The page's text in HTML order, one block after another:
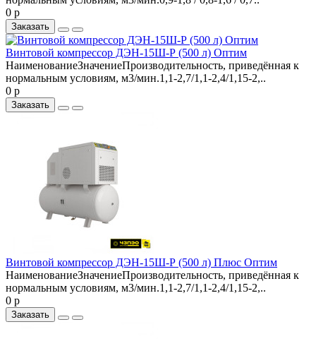
0 р
Заказать
Винтовой компрессор ДЭН-15Ш-Р (500 л) Оптим
НаименованиеЗначениеПроизводительность, приведённая к
нормальным условиям, м3/мин.1,1-2,7/1,1-2,4/1,15-2,..
0 р
Заказать
Винтовой компрессор ДЭН-15Ш-Р (500 л) Плюс Оптим
НаименованиеЗначениеПроизводительность, приведённая к
нормальным условиям, м3/мин.1,1-2,7/1,1-2,4/1,15-2,..
0 р
Заказать